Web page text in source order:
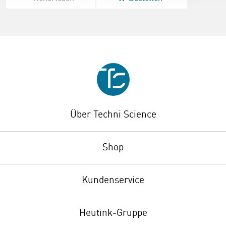
Über Techni Science
Shop
Kundenservice
Heutink-Gruppe